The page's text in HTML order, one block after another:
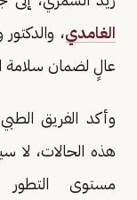
الغامدي،
عالٍ لضمان سلامة
وأكد الفريق
هذه الحالات، لا
مستوى التطور